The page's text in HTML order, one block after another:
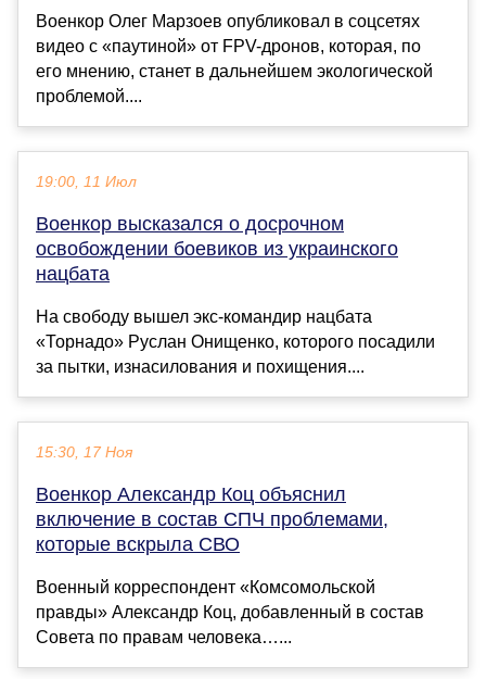
Военкор Олег Марзоев опубликовал в соцсетях
видео с «паутиной» от FPV-дронов, которая, по
его мнению, станет в дальнейшем экологической
проблемой....
19:00, 11 Июл
Военкор высказался о досрочном
освобождении боевиков из украинского
нацбата
На свободу вышел экс-командир нацбата
«Торнадо» Руслан Онищенко, которого посадили
за пытки, изнасилования и похищения....
15:30, 17 Ноя
Военкор Александр Коц объяснил
включение в состав СПЧ проблемами,
которые вскрыла СВО
Военный корреспондент «Комсомольской
правды» Александр Коц, добавленный в состав
Совета по правам человека…...